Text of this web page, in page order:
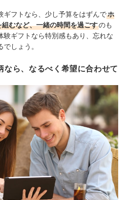
ギフトなら、少し予算をはずんでホ
むなど、一緒の時間を過ごすのも
験ギフトなら特別感もあり、忘れな
しょう。
なら、なるべく希望に合わせて